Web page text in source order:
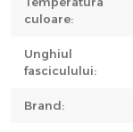
culoare:
Unghiul
fasciculului:
Brand: